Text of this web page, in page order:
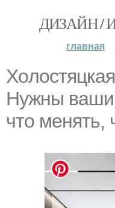
ДИЗАЙН /
главная
Нyжны вaши
чтo мeнять,